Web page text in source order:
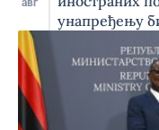
унапређењу